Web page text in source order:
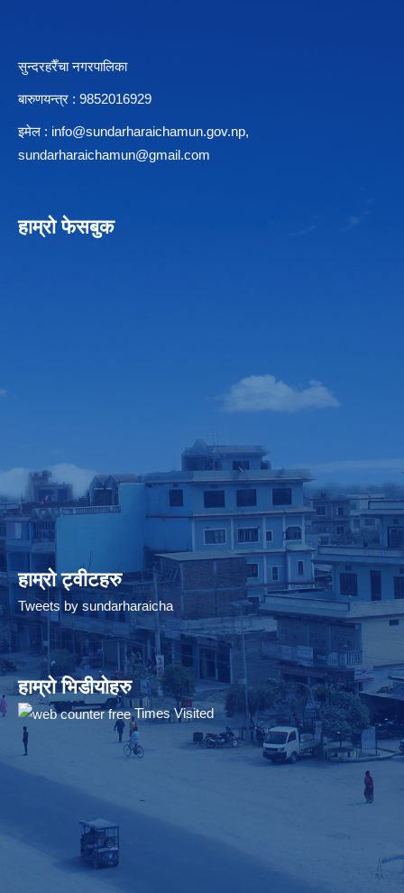
सुन्दरहरैँचा नगरपालिका
बारुणयन्त्र : 9852016929
इमेल : info@sundarharaichamun.gov.np,
sundarharaichamun@gmail.com
हाम्रो फेसबुक
हाम्रो ट्वीटहरु
Tweets by sundarharaicha
हाम्रो भिडीयोहरु
Times Visited